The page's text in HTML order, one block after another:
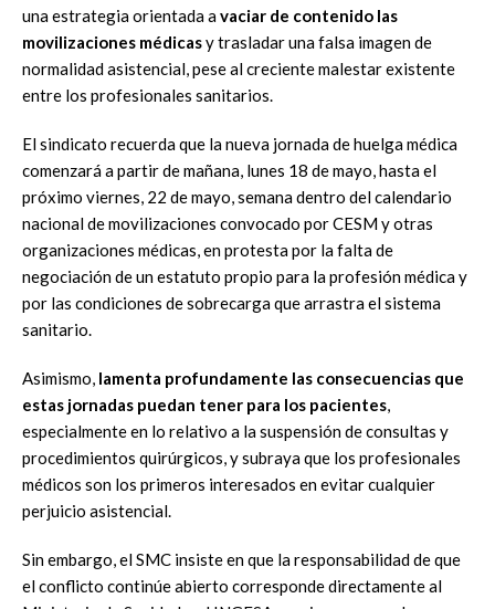
una estrategia orientada avaciar de contenido las
movilizaciones médicasy trasladar una falsa imagen de
normalidad asistencial, pese al creciente malestar existente
entre los profesionales sanitarios.
El sindicato recuerda que la nueva jornada de huelga médica
comenzará a partir de mañana, lunes 18 de mayo, hasta el
próximo viernes, 22 de mayo, semana dentro del calendario
nacional de movilizaciones convocado por CESM y otras
organizaciones médicas, en protesta por la falta de
negociación de un estatuto propio para la profesión médica y
por las condiciones de sobrecarga que arrastra el sistema
sanitario.
Asimismo, lamenta profundamente las consecuencias que
estas jornadas puedan tener para los pacientes,
especialmente en lo relativo a la suspensión de consultas y
procedimientos quirúrgicos, y subraya que los profesionales
médicos son los primeros interesados en evitar cualquier
perjuicio asistencial.
Sin embargo, el SMC insiste en que la responsabilidad de que
el conflicto continúe abierto corresponde directamente al